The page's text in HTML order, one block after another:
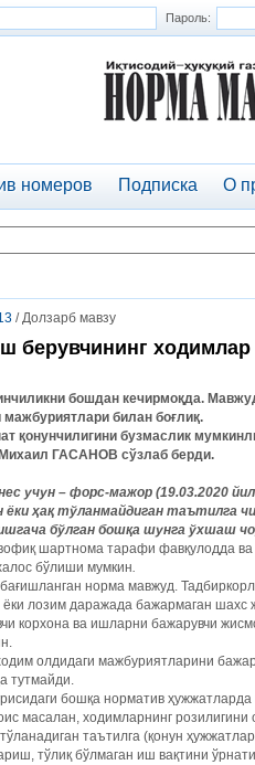
Пароль:
номеров Подписка О
/ Долзарб мавзу
берувчининг
бошдан кечирмоқда.
билан боғлиқ.
қонунчилигини бузмаслик
ГАСАНОВ сўзлаб берди.
учун – форс-мажор (19.03.2020
ҳақ тўланмайдиган таътилга
бўлган бошқа шунга ўхшаш
шартнома тарафи фавқулодда ва
бўлиши мумкин.
норма мавжуд.
лозим даражада бажармаган шахс
корхона ва ишларни бажарувчи
олдидаги мажбуриятларини
тутмайди.
бошқа норматив ҳужжатларда
масалан, ходимларнинг
таътилга (қонун
тўлиқ бўлмаган иш вақтини